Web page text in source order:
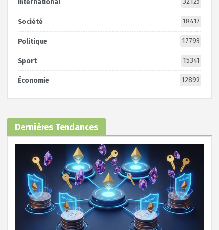
International 32125
Société 18417
Politique 17798
Sport 15341
Économie 12899
Dernières Tendances